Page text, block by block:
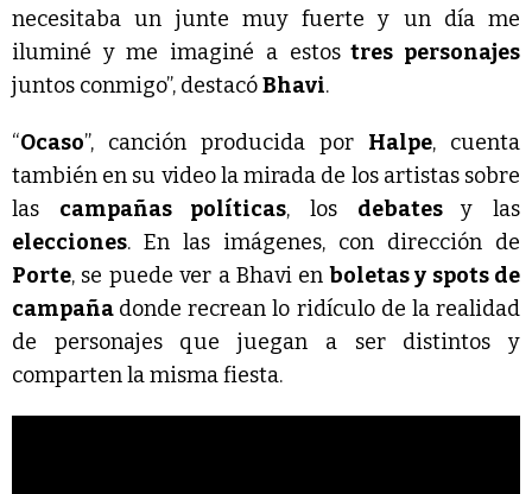
necesitaba un junte muy fuerte y un día me
iluminé y me imaginé a estostres personajes
juntos conmigo”, destacóBhavi.
“Ocaso”, canción producida por Halpe, cuenta
también en su video la mirada de los artistas sobre
las campañas políticas, los debatesy las
elecciones. En las imágenes, con dirección de
Porte, se puede ver a Bhavi en boletas y spots de
campaña donde recrean lo ridículo de la realidad
de personajes que juegan a ser distintos y
comparten la misma fiesta.